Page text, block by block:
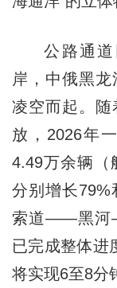
公路通
岸，中俄黑
凌空而起。随
放，2026年
4.49万余辆（
分别增长79%
索道——黑河
已完成整体进
将实现6至8分